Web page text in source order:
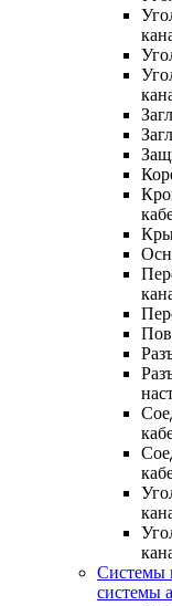
Системы
системы